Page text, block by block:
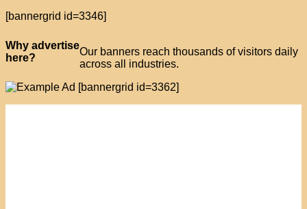
[bannergrid id=3346]
Why advertise
here?
Our banners reach thousands of visitors daily
across all industries.
[bannergrid id=3362]